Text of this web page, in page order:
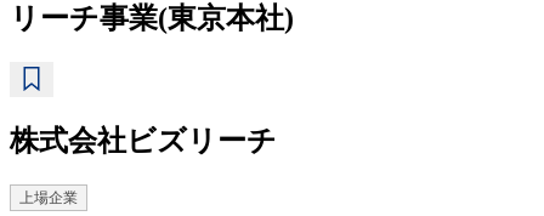
リーチ事業(東京本社)
株式会社ビズリーチ
上場企業